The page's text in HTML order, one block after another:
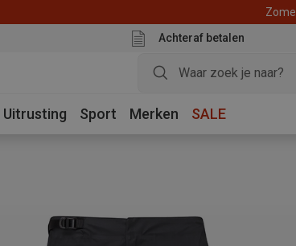
Achteraf betalen
Uitrusting Sport Merken SALE